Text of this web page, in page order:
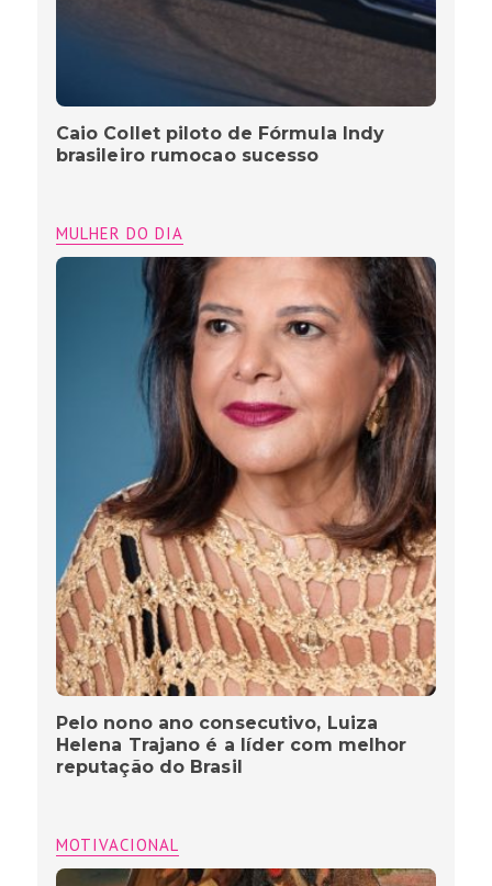
Caio Collet piloto de Fórmula Indy
brasileiro rumocao sucesso
MULHER DO DIA
Pelo nono ano consecutivo, Luiza
Helena Trajano é a líder com melhor
reputação do Brasil
MOTIVACIONAL